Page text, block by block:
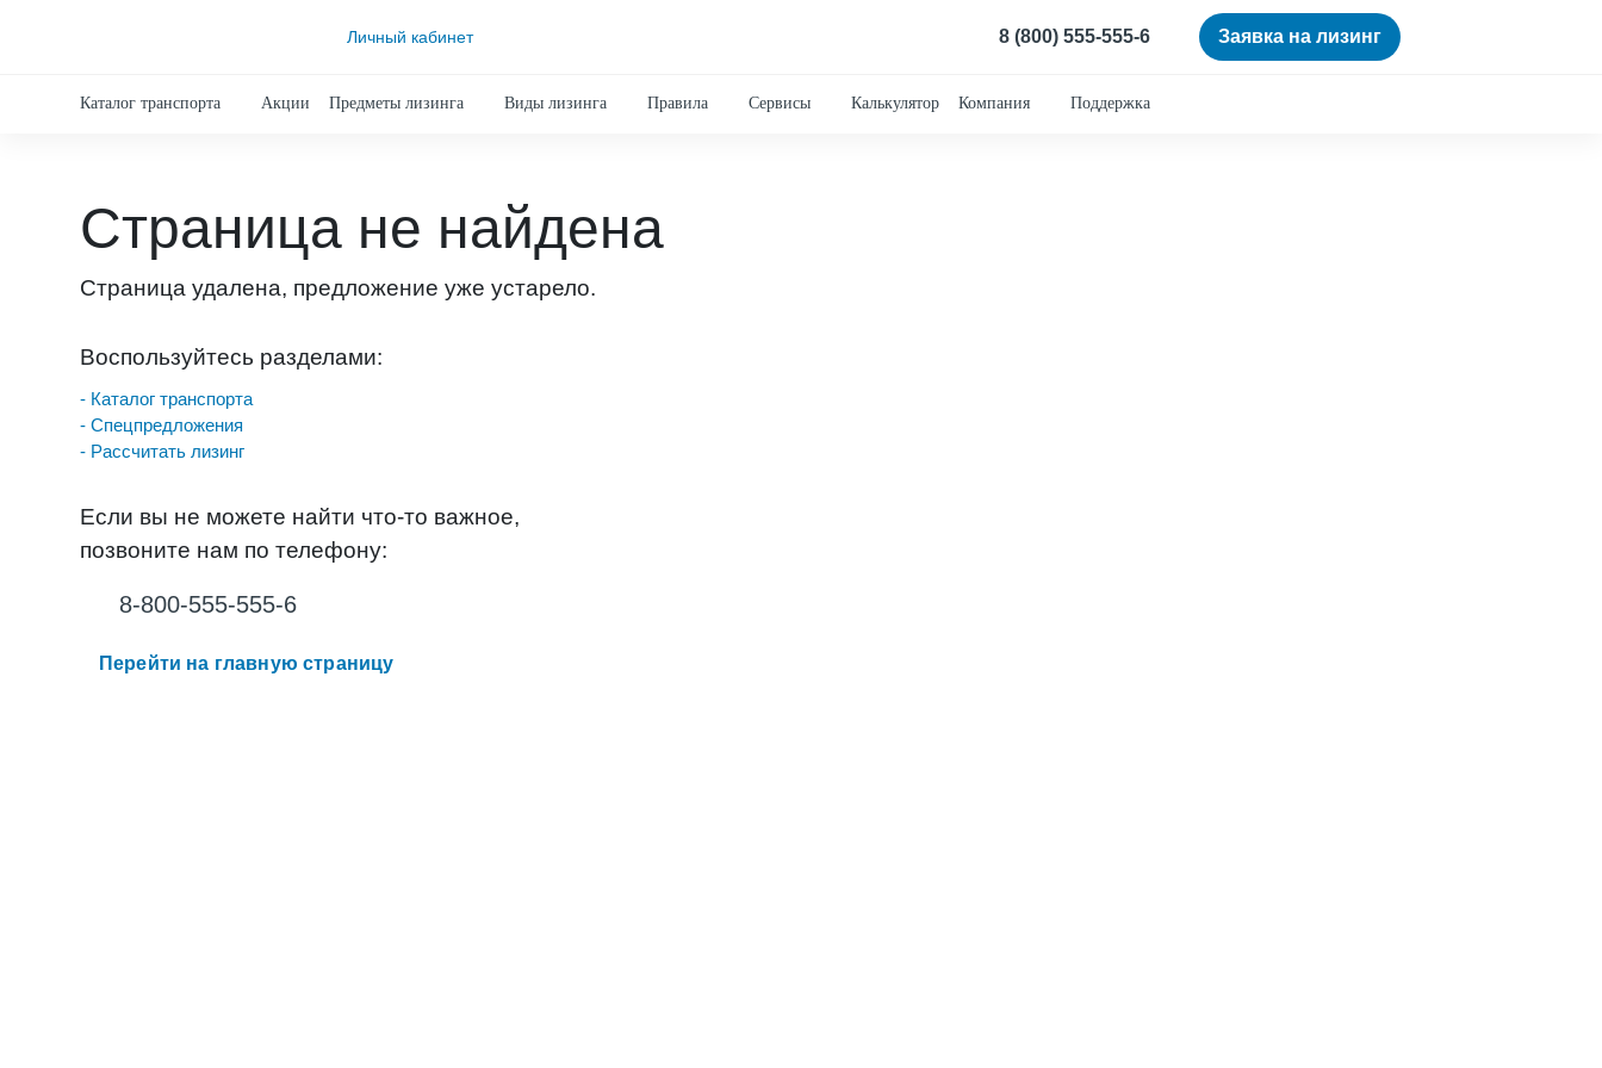
Личный кабинет 8 (800) 555-555-6 Заявка на лизинг
Каталог транспорта Акции Предметы лизинга Виды лизинга Правила Сервисы Калькулятор Компания Поддержка
Страница не найдена
Страница удалена, предложение уже устарело.
Воспользуйтесь разделами:
- Каталог транспорта
- Спецпредложения
- Рассчитать лизинг
Если вы не можете найти что-то важное,
позвоните нам по телефону:
8-800-555-555-6
Перейти на главную страницу